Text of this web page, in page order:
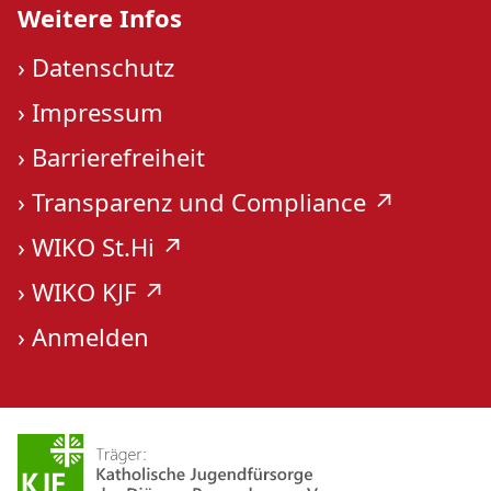
Weitere Infos
› Datenschutz
› Impressum
› Barrierefreiheit
› Transparenz und Compliance ↗︎
› WIKO St.Hi ↗︎
› WIKO KJF ↗︎
› Anmelden